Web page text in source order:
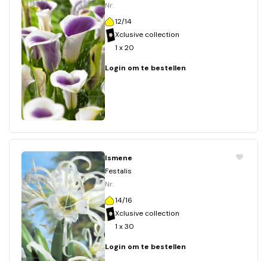
Nr.
12/14
Xclusive collection
1 x 20
Login om te bestellen
Ismene
Festalis
Nr.
14/16
Xclusive collection
1 x 30
Login om te bestellen